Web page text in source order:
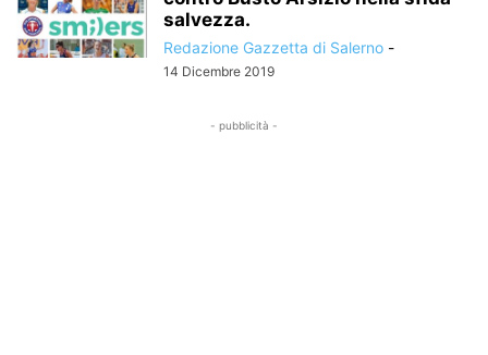
salvezza.
Redazione Gazzetta di Salerno -
14 Dicembre 2019
- pubblicità -